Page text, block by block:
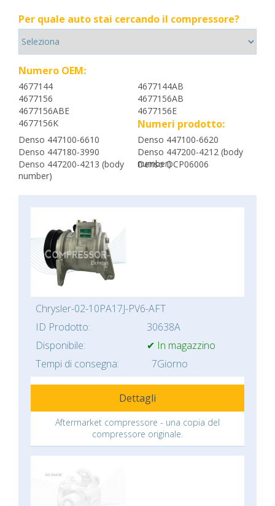
Per quale auto stai cercando il compressore?
Numero OEM:
4677144
4677144AB
4677156
4677156AB
4677156ABE
4677156E
4677156K
Numeri prodotto:
Denso 447100-6610
Denso 447100-6620
Denso 447180-3990
Denso 447200-4212 (body
number)
Denso 447200-4213 (body
number)
Denso DCP06006
Chrysler-02-10PA17J-PV6-AFT
ID Prodotto:
30638A
Disponibile:
✔ In magazzino
Tempi di consegna:
7Giorno
Dettagli
Aftermarket compressore - una copia del
compressore originale.